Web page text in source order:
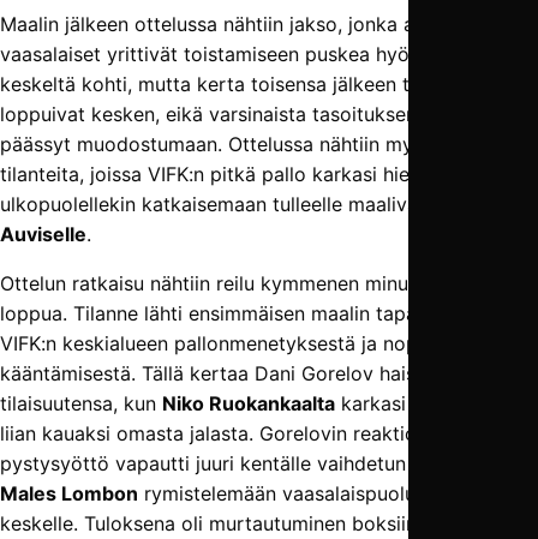
Maalin jälkeen ottelussa nähtiin jakso, jonka aikana
vaasalaiset yrittivät toistamiseen puskea hyökkäyksiään
keskeltä kohti, mutta kerta toisensa jälkeen tila ja aika
loppuivat kesken, eikä varsinaista tasoituksen uhkaa
päässyt muodostumaan. Ottelussa nähtiin myös lukuisia
tilanteita, joissa VIFK:n pitkä pallo karkasi hienosti boksin
ulkopuolellekin katkaisemaan tulleelle maalivahti
Auviselle.
Ottelun ratkaisu nähtiin reilu kymmenen minuuttia ennen
loppua. Tilanne lähti ensimmäisen maalin tapaan liikkeelle
VIFK:n keskialueen pallonmenetyksestä ja nopeasta pelin
kääntämisestä. Tällä kertaa Dani Gorelov haistoi
tilaisuutensa, kun Niko Ruokankaalta karkasi pallo hetkeksi
liian kauaksi omasta jalasta. Gorelovin reaktiomainen
pystysyöttö vapautti juuri kentälle vaihdetun testipelaaja
Males Lombon rymistelemään vaasalaispuolustuksen
keskelle. Tuloksena oli murtautuminen boksiin